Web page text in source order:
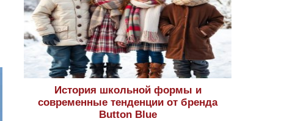
История школьной формы и
современные тенденции от бренда
Button Blue